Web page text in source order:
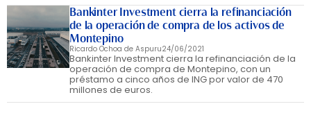
Bankinter Investment cierra la refinanciación
de la operación de compra de los activos de
Montepino
Ricardo Ochoa de Aspuru24/06/2021
Bankinter Investment cierra la refinanciación de la
operación de compra de Montepino, con un
préstamo a cinco años de ING por valor de 470
millones de euros.